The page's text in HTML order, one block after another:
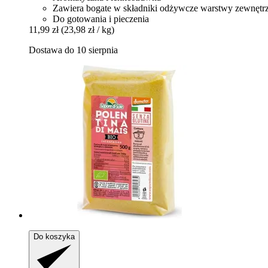
Zawiera bogate w składniki odżywcze warstwy
Do gotowania i pieczenia
11,99 zł (23,98 zł / kg)
Dostawa do 10 sierpnia
Do koszyka